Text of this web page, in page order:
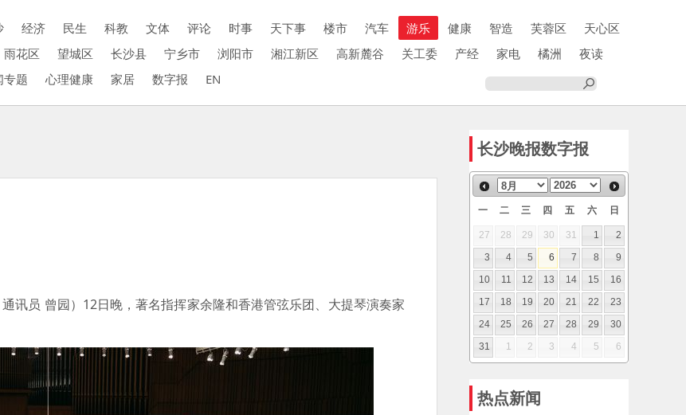
经济 民生 科教 文体 评论 时事 天下事 楼市 汽车 游乐 健康 智造 芙蓉区
天心区
雨花区 望城区 长沙县 宁乡市 浏阳市 湘江新区 高新麓谷 关工委 产经 家电 橘洲
夜读
专题 心理健康 家居 数字报 EN
员 曾园）12日晚，著名指挥家余隆和香港管弦乐团、大提琴演奏家
长沙晚报数字报
一 二 三 四 五 六 日
27 28 29 30 31 1
2
3
4 5 6 7 8
9
10
11 12 13 14 15
16
17
18 19 20 21 22
23
24
25 26 27 28 29
30
31
1 2 3 4 5 6
热点新闻